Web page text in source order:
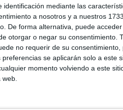
identificación mediante las
a nosotros y a nuestros
De forma alternativa, puede
otorgar o negar su consentimiento.
no requerir de su
preferencias se aplicarán solo a este
momento volviendo a este
24'